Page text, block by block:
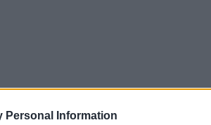
Personal Information